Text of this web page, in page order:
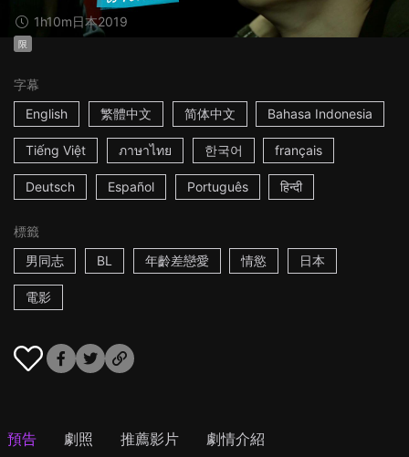
1h10m日本2019
限
字幕
English
繁體中文 简体中文 Bahasa Indonesia
Tiếng Việt ภาษาไทย 한국어 français
Deutsch Español Português हिन्दी
標籤
男同志
BL 年齡差戀愛 情慾 日本
電影
預告 劇照 推薦影片 劇情介紹